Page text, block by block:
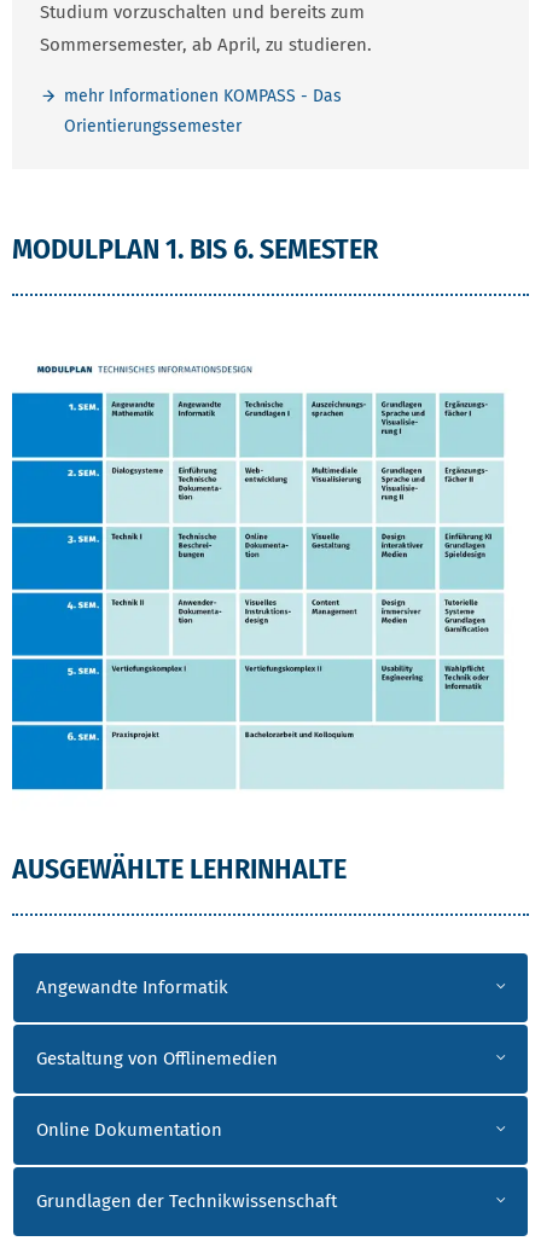
Studium vorzuschalten und bereits zum
Sommersemester, ab April, zu studieren.
mehr Informationen KOMPASS - Das
Orientierungssemester
ÜBERSICHT
MODULPLAN 1. BIS 6. SEMESTER
AUSGEWÄHLTE LEHRINHALTE
Angewandte Informatik
Gestaltung von Offlinemedien
Online Dokumentation
Grundlagen der Technikwissenschaft